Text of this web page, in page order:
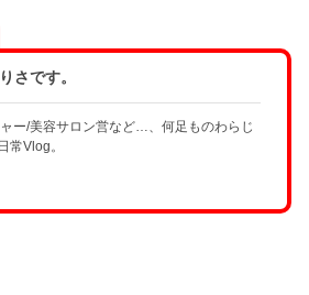
さです。
ー/美容サロン営など…、何足ものわらじ
常Vlog。